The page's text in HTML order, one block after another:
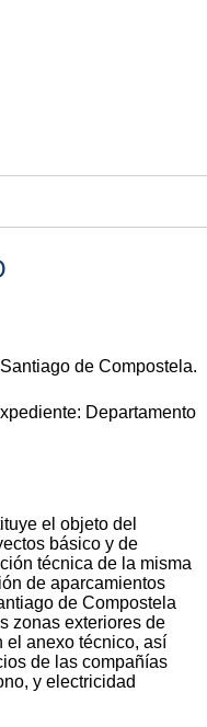
de Compostela.
Departamento
el objeto del
básico y de
técnica de la misma
de aparcamientos
de Compostela
zonas exteriores de
el anexo técnico, así
de las compañías
y electricidad